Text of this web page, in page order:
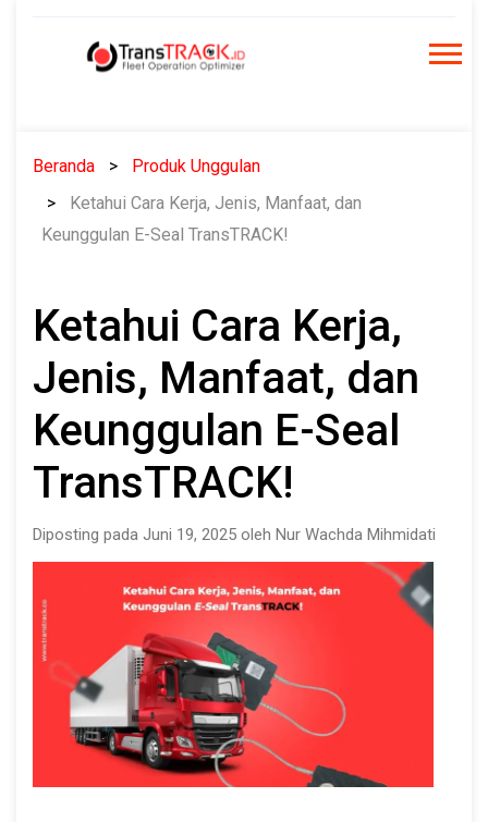
Beranda
Produk Unggulan
Ketahui Cara Kerja, Jenis, Manfaat, dan
Keunggulan E-Seal TransTRACK!
Ketahui Cara Kerja,
Jenis, Manfaat, dan
Keunggulan E-Seal
TransTRACK!
Diposting pada Juni 19, 2025 oleh Nur Wachda Mihmidati